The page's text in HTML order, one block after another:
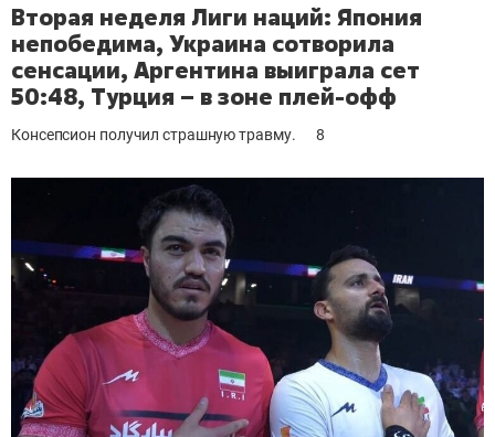
Вторая неделя Лиги наций: Япония
непобедима, Украина сотворила
сенсации, Аргентина выиграла сет
50:48, Турция – в зоне плей-офф
Консепсион получил страшную травму. 8